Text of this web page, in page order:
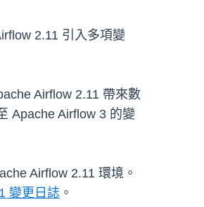
2.11 引入多項變
Airflow 2.11 帶來數
Apache Airflow 3 的變
Airflow 2.11 環境。
變更日誌 。